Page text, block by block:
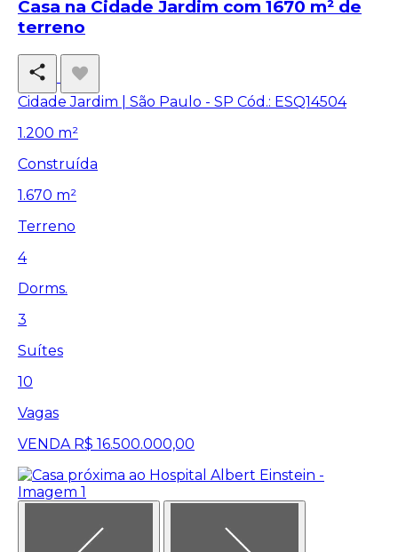
Casa na Cidade Jardim com 1670 m² de
terreno
Cidade Jardim | São Paulo - SP Cód.: ESQ14504
1.200 m²
Construída
1.670 m²
Terreno
4
Dorms.
3
Suítes
10
Vagas
VENDA R$ 16.500.000,00